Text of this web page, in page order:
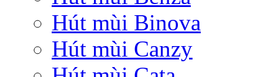
Hút mùi Binova
Hút mùi Canzy